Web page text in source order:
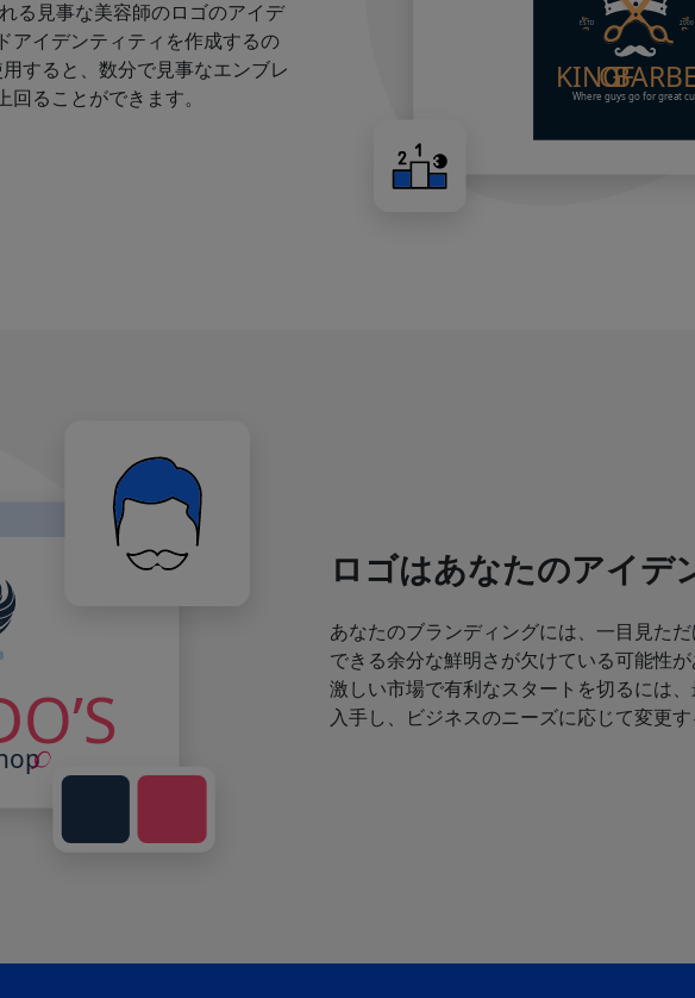
る見事な美容師のロゴのアイデ
アイデンティティを作成するの
すると、数分で見事なエンブレ
ることができます。
ロゴはあなたのアイデ
あなたのブランディングには、一目見た
できる余分な鮮明さが欠けている可能性
激しい市場で有利なスタートを切るには
入手し、ビジネスのニーズに応じて変更す